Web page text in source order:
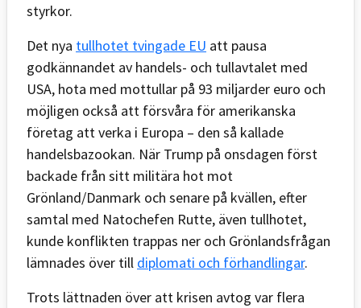
styrkor.
Det nya tullhotet tvingade EU att pausa
godkännandet av handels- och tullavtalet med
USA, hota med mottullar på 93 miljarder euro och
möjligen också att försvåra för amerikanska
företag att verka i Europa – den så kallade
handelsbazookan. När Trump på onsdagen först
backade från sitt militära hot mot
Grönland/Danmark och senare på kvällen, efter
samtal med Natochefen Rutte, även tullhotet,
kunde konflikten trappas ner och Grönlandsfrågan
lämnades över till diplomati och förhandlingar.
Trots lättnaden över att krisen avtog var flera